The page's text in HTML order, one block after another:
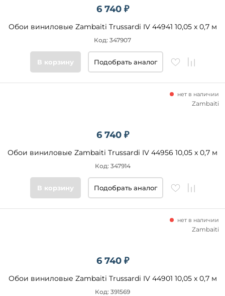
6 740 ₽
Обои виниловые Zambaiti Trussardi IV 44941 10,05 x 0,7 м
Код: 347907
В корзину Подобрать аналог
6 740 ₽
Обои виниловые Zambaiti Trussardi IV 44956 10,05 x 0,7 м
нет в наличии
Код: 347914
Zambaiti
В корзину Подобрать аналог
6 740 ₽
Обои виниловые Zambaiti Trussardi IV 44901 10,05 x 0,7 м
нет в наличии
Код: 391569
Zambaiti